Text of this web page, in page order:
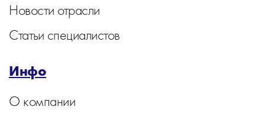
Новости отрасли
Статьи специалистов
Инфо
О компании